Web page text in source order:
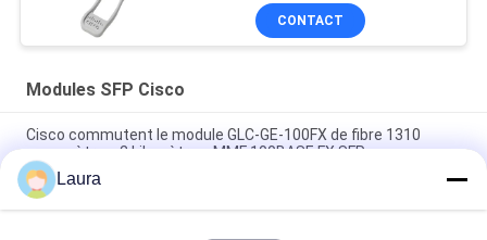
CONTACT
Modules SFP Cisco
Cisco commutent le module GLC-GE-100FX de fibre 1310
nanomètres, 2 kilomètres, MMF 100BASE FX SFP
GLC-LH-SM, émetteur-récepteur Cisco SFP, connecteur 1
Gbit/s/LC/mode unique
Laura